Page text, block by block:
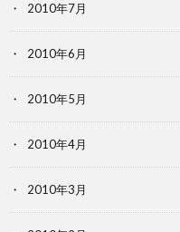
2010年7月
2010年6月
2010年5月
2010年4月
2010年3月